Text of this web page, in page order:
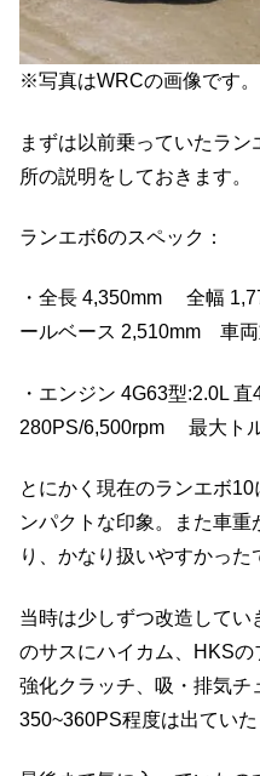
※写真はWRCの画像です。
まずは以前乗っていたラ
所の説明をしておきます。
ランエボ6のスペック：
・全長 4,350mm 全幅
ールベース 2,510mm 車
・エンジン 4G63型:2.0L
280PS/6,500rpm 最大ト
とにかく現在のランエボ
ンパクトな印象。また車
り、かなり扱いやすかった
当時は少しずつ改造して
のサスにハイカム、HKSの
強化クラッチ、吸・排気チ
350~360PS程度は出ていた